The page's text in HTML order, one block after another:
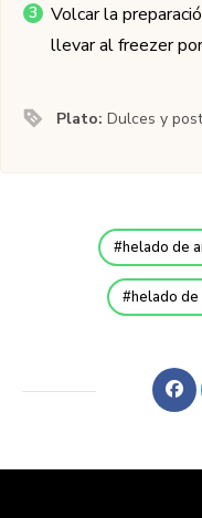
Volcar la
llevar al freezer
Plato:Dulces y
helado de
helado de